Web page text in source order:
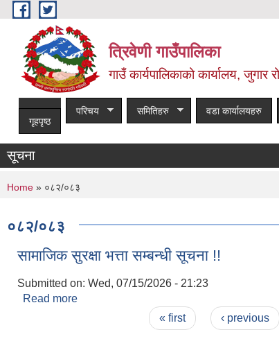
Skip to main content
त्रिवेणी गाउँपालिका
गाउँ कार्यपालिकाको कार्यालय, जुगार
गृहपृष्ठ
परिचय समितिहरु वडा कार्यालयहरु
सूचना
You are here
Home » ०८२/०८३
०८२/०८३
सामाजिक सुरक्षा भत्ता सम्बन्धी सूचना !!
Submitted on: Wed, 07/15/2026 - 21:23
Read more
« first ‹ previous